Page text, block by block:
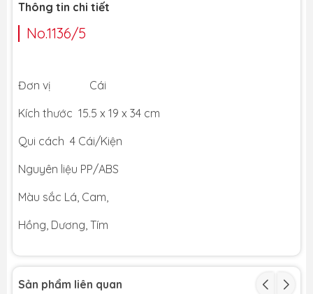
Thông tin chi tiết
No.1136/5
Đơn vị Cái
Kích thước 15.5 x 19 x 34 cm
Qui cách 4 Cái/Kiện
Nguyên liệu PP/ABS
Màu sắc Lá, Cam,
Hồng, Dương, Tím
Sản phẩm liên quan